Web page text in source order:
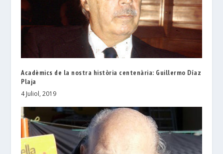
Acadèmics de la nostra història centenària: Guillermo Díaz
Plaja
4 Juliol, 2019